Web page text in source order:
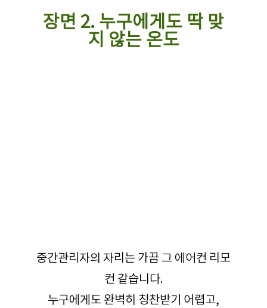
장면 2. 누구에게도 딱 맞
지 않는 온도
중간관리자의 자리는 가끔 그 에어컨 리모
컨 같습니다.
누구에게도 완벽히 칭찬받기 어렵고,